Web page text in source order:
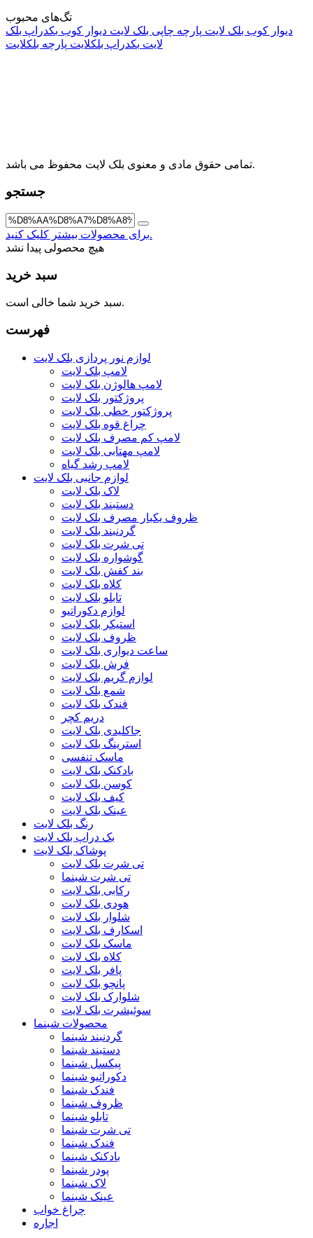
تگ‌های محبوب
دیوار کوب بلک لایت پارچه چاپی بلک لایت دیوار کوب بکدراپ بلک
لایت بکدراپ بلکلایت پارچه بلکلایت
تمامی حقوق مادی و معنوی بلک لایت محفوظ می باشد.
جستجو
برای محصولات بیشتر کلیک کنید.
هیچ محصولی پیدا نشد
سبد خرید
سبد خرید شما خالی است.
فهرست
لوازم نور پردازی بلک لایت
لامپ بلک لایت
لامپ هالوژن بلک لایت
پروژکتور بلک لایت
پروژکتور خطی بلک لایت
چراغ قوه بلک لایت
لامپ کم مصرف بلک لایت
لامپ مهتابی بلک لایت
لامپ رشد گیاه
لوازم جانبی بلک لایت
لاک بلک لایت
دستبند بلک لایت
ظروف یکبار مصرف بلک لایت
گردنبند بلک لایت
تی شرت بلک لایت
گوشواره بلک لایت
بند کفش بلک لایت
کلاه بلک لایت
تابلو بلک لایت
لوازم دکوراتیو
استیکر بلک لایت
ظروف بلک لایت
ساعت دیواری بلک لایت
فرش بلک لایت
لوازم گریم بلک لایت
شمع بلک لایت
فندک بلک لایت
دریم کچر
جاکلیدی بلک لایت
استرینگ بلک لایت
ماسک تنفسی
بادکنک بلک لایت
کوسن بلک لایت
کیف بلک لایت
عینک بلک لایت
رنگ بلک لایت
بک دراپ بلک لایت
پوشاک بلک لایت
تی شرت بلک لایت
تی شرت شبنما
رکابی بلک لایت
هودی بلک لایت
شلوار بلک لایت
اسکارف بلک لایت
ماسک بلک لایت
کلاه بلک لایت
پافر بلک لایت
پانچو بلک لایت
شلوارک بلک لایت
سوئیشرت بلک لایت
محصولات شبنما
گردنبند شبنما
دستبند شبنما
پیکسل شبنما
دکوراتیو شبنما
فندک شبنما
ظروف شبنما
تابلو شبنما
تی شرت شبنما
فندک شبنما
بادکنک شبنما
پودر شبنما
لاک شبنما
عینک شبنما
چراغ خواب
اجاره